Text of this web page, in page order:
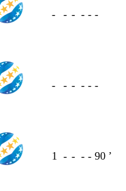
- - - - - -
- - - - - -
1 - - - - 90 ʼ